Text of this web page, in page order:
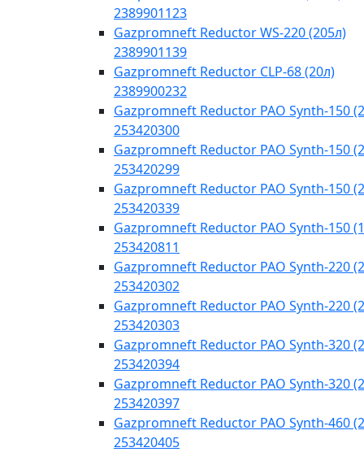
2389901123
Gazpromneft Reductor WS-220 (205л)
2389901139
Gazpromneft Reductor CLP-68 (20л)
2389900232
Gazpromneft Reductor PAO Synth-150
253420300
Gazpromneft Reductor PAO Synth-150
253420299
Gazpromneft Reductor PAO Synth-150
253420339
Gazpromneft Reductor PAO Synth-150
253420811
Gazpromneft Reductor PAO Synth-220
253420302
Gazpromneft Reductor PAO Synth-220
253420303
Gazpromneft Reductor PAO Synth-320
253420394
Gazpromneft Reductor PAO Synth-320
253420397
Gazpromneft Reductor PAO Synth-460
253420405